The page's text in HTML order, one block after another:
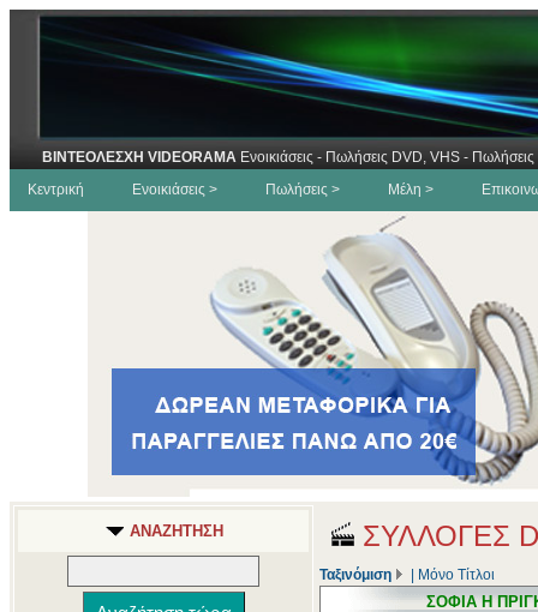
ΒΙΝΤΕΟΛΕΣΧΗ VIDEORAMA Ενοικιάσεις - Πωλήσεις DVD, VHS -
Κεντρική
Ενοικιάσεις > Πωλήσεις > Μέλη >
ΑΝΑΖΗΤΗΣΗ ΣΥΛΛΟΓΕΣ
Ταξινόμιση Μόνο Τίτλοι
ΣΟΦΙΑ Η